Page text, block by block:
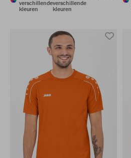
verschillende
kleuren
verschillende
kleuren